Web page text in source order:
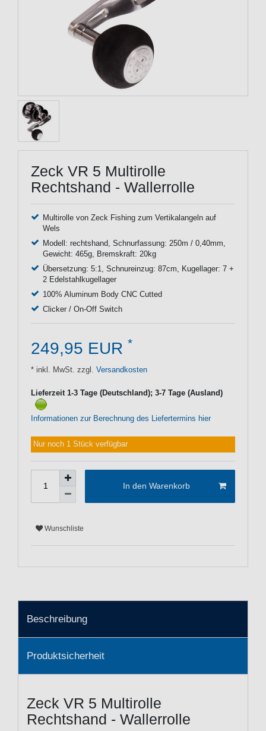
Zeck VR 5 Multirolle
Rechtshand - Wallerrolle
Multirolle von Zeck Fishing zum Vertikalangeln auf
Wels
Modell: rechtshand, Schnurfassung: 250m / 0,40mm,
Gewicht: 465g, Bremskraft: 20kg
Übersetzung: 5:1, Schnureinzug: 87cm, Kugellager: 7 +
2 Edelstahlkugellager
100% Aluminum Body CNC Cutted
Clicker / On-Off Switch
249,95 EUR *
* inkl. MwSt. zzgl. Versandkosten
Lieferzeit 1-3 Tage (Deutschland); 3-7 Tage (Ausland)
Informationen zur Berechnung des Liefertermins hier
Nur noch 1 Stück verfügbar
In den Warenkorb
Wunschliste
Beschreibung
Produktsicherheit
Zeck VR 5 Multirolle
Rechtshand - Wallerrolle